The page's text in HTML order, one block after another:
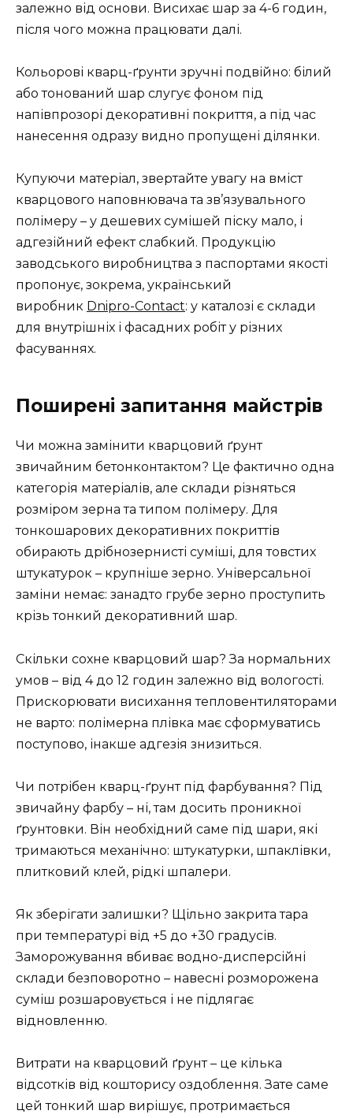
залежно від основи. Висихає шар за 4-6 годин,
після чого можна працювати далі.
Кольорові кварц-ґрунти зручні подвійно: білий
або тонований шар слугує фоном під
напівпрозорі декоративні покриття, а під час
нанесення одразу видно пропущені ділянки.
Купуючи матеріал, звертайте увагу на вміст
кварцового наповнювача та зв’язувального
полімеру – у дешевих сумішей піску мало, і
адгезійний ефект слабкий. Продукцію
заводського виробництва з паспортами якості
пропонує, зокрема, український
виробник Dnipro-Contact: у каталозі є склади
для внутрішніх і фасадних робіт у різних
фасуваннях.
Поширені запитання майстрів
Чи можна замінити кварцовий ґрунт
звичайним бетонконтактом? Це фактично одна
категорія матеріалів, але склади різняться
розміром зерна та типом полімеру. Для
тонкошарових декоративних покриттів
обирають дрібнозернисті суміші, для товстих
штукатурок – крупніше зерно. Універсальної
заміни немає: занадто грубе зерно проступить
крізь тонкий декоративний шар.
Скільки сохне кварцовий шар? За нормальних
умов – від 4 до 12 годин залежно від вологості.
Прискорювати висихання тепловентиляторами
не варто: полімерна плівка має сформуватись
поступово, інакше адгезія знизиться.
Чи потрібен кварц-ґрунт під фарбування? Під
звичайну фарбу – ні, там досить проникної
ґрунтовки. Він необхідний саме під шари, які
тримаються механічно: штукатурки, шпаклівки,
плитковий клей, рідкі шпалери.
Як зберігати залишки? Щільно закрита тара
при температурі від +5 до +30 градусів.
Заморожування вбиває водно-дисперсійні
склади безповоротно – навесні розморожена
суміш розшаровується і не підлягає
відновленню.
Витрати на кварцовий ґрунт – це кілька
відсотків від кошторису оздоблення. Зате саме
цей тонкий шар вирішує, протримається